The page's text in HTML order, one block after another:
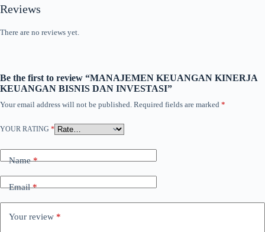
Reviews
There are no reviews yet.
Be the first to review “MANAJEMEN KEUANGAN KINERJA
KEUANGAN BISNIS DAN INVESTASI”
Your email address will not be published. Required fields are marked *
YOUR RATING *
Name*
Email*
Your review *